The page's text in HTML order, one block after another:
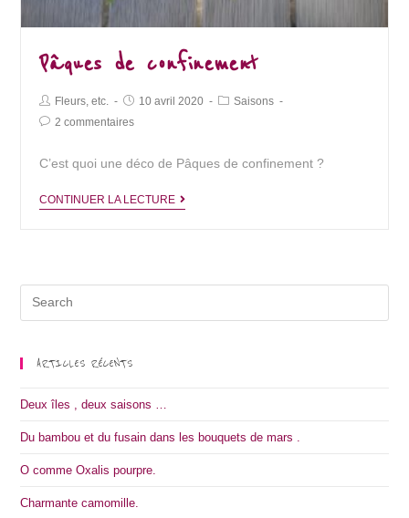
Pâques de confinement
Post
Author:
Fleurs, etc.
Post10 avril 2020
PostSaisons
Post2 commentaires
C’est quoi une déco de Pâques de confinement ?
CONTINUER LA LECTURE
Pâques
ARTICLES RÉCENTS
Deux îles , deux saisons …
Du bambou et du fusain dans les bouquets de mars .
O comme Oxalis pourpre.
Charmante camomille.